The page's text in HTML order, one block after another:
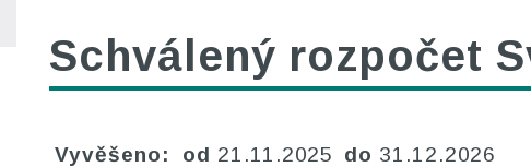
Schválený rozpočet
Vyvěšeno: od 21.11.2025 do 31.12.2026